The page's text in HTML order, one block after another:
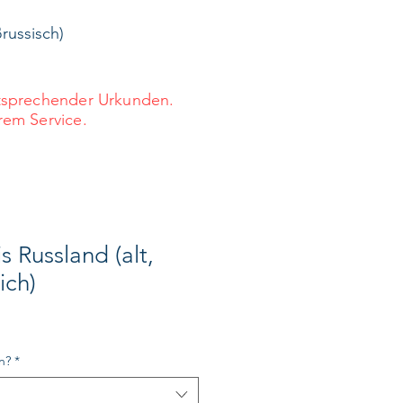
Russland (alt,
*
Urkunden.
Service.